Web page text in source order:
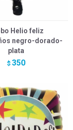
Helio feliz
negro-dorado-
plata
$ 350